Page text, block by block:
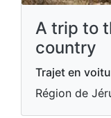
A trip to
country
Trajet en
Région de